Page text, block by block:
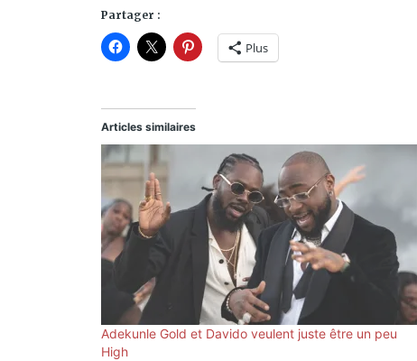
Partager :
Plus
Articles similaires
Adekunle Gold et Davido veulent juste être un peu
High